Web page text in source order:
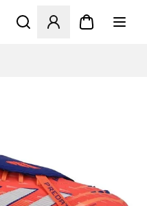
Opent een venster om in